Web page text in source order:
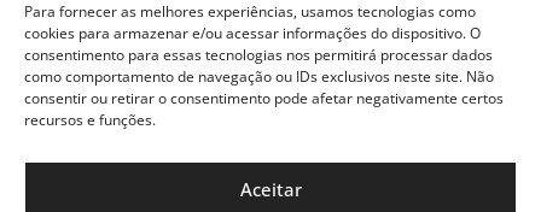
Para fornecer as melhores experiências, usamos tecnologias como
cookies para armazenar e/ou acessar informações do dispositivo. O
consentimento para essas tecnologias nos permitirá processar dados
como comportamento de navegação ou IDs exclusivos neste site. Não
consentir ou retirar o consentimento pode afetar negativamente certos
recursos e funções.
Aceitar